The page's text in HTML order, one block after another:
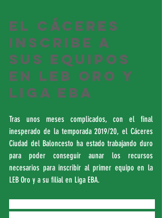
El Cáceres
inscribe a
sus equipos
en LEB Oro y
Liga EBA
Tras unos meses complicados, con el final
inesperado de la temporada 2019/20, el Cáceres
Ciudad del Baloncesto ha estado trabajando duro
para poder conseguir aunar los recursos
necesarios para inscribir al primer equipo en la
LEB Oro y a su filial en Liga EBA.